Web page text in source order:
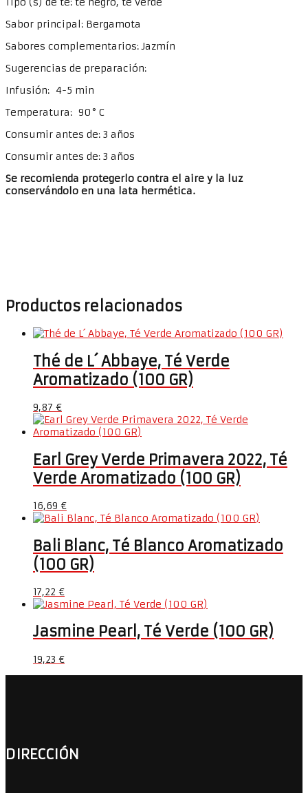
Sabor principal: Bergamota
Sabores complementarios: Jazmín
Sugerencias de preparación:
Infusión: 4-5 min
Temperatura: 90° C
Consumir antes de: 3 años
Consumir antes de: 3 años
Se recomienda protegerlo contra el aire y la luz
conservándolo en una lata hermética.
Productos relacionados
Thé de L´ Abbaye, Té Verde
Aromatizado (100 GR)
9,87€
Earl Grey Verde Primavera 2022, Té
Verde Aromatizado (100 GR)
16,69€
Bali Blanc, Té Blanco Aromatizado
(100 GR)
17,22€
Jasmine Pearl, Té Verde (100 GR)
19,23€
DIRECCIÓN